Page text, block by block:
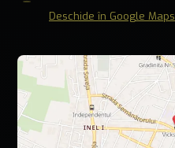
Deschide în Google Maps